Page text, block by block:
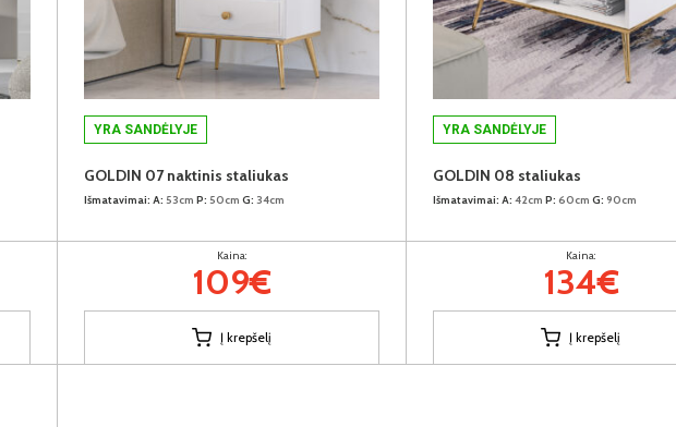
YRA SANDĖLYJE
GOLDIN 07 naktinis staliukas
Išmatavimai: A: 53cm P: 50cm G: 34cm
Kaina:
109€
Į krepšelį
YRA SANDĖLYJE
GOLDIN 08 staliukas
Išmatavimai: A: 42cm P: 60cm G: 90cm
Kaina:
134€
Į krepšelį